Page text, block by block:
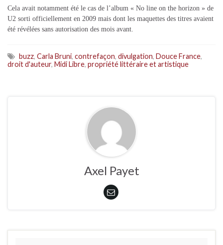
Cela avait notamment été le cas de l’album « No line on the horizon » de
U2 sorti officiellement en 2009 mais dont les maquettes des titres avaient
été révélées sans autorisation des mois avant.
buzz, Carla Bruni, contrefaçon, divulgation, Douce France,
droit d'auteur, Midi Libre, propriété littéraire et artistique
Axel Payet